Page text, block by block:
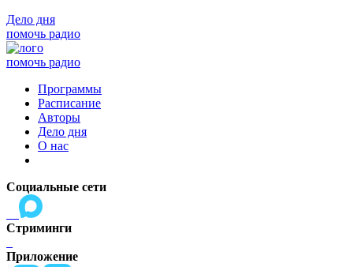
Дело дня
помочь радио
помочь радио
Программы
Расписание
Авторы
Дело дня
О нас
Социальные сети
Стриминги
Приложение